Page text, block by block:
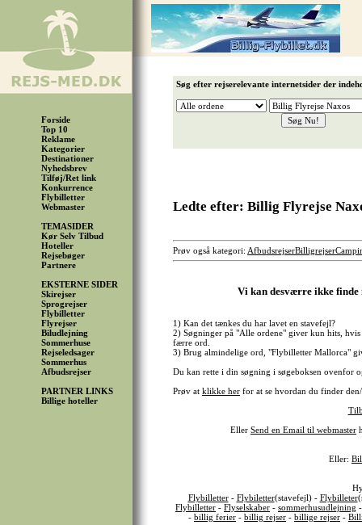
Forside
Top 10
Reklame
Kategorier
Destinationer
Nyhedsbrev
Tilføj/Ret link
Konkurrence
Flybilletter
Webmaster
TEMASIDER
Kør Selv Tilbud
Hoteller
Rejsebøger
Partnere
EKSTERNE SIDER
Skirejser
Sprogrejser
Flybilletter
Flyrejser
Biludlejning
Sommerhuse
Rejseledsager
Sommerhus
Afbudsrejser
PARTNER LINKS
Billige hoteller
Søg efter rejserelevante internetsider der
Ledte efter: Billig Flyrejse
Prøv også kategori: AfbudsrejserBilligrejser
Vi kan desværre ikke finde
1) Kan det tænkes du har lavet en stavefejl?
2) Søgninger på "Alle ordene" giver kun hits,
færre ord.
3) Brug almindelige ord, "Flybilletter Mallorca"
Du kan rette i din søgning i søgeboksen ovenfor
Prøv at klikke her for at se hvordan du finder
Eller Send en Email til webmaster
Eller:
Flybilletter- Flybiletter(stavefejl) - Flybilleter
Flybilletter - Flyselskaber - sommerhusudlejning
- billig ferier - billig rejser - billige rejser -